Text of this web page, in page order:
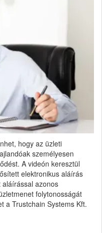
hogy az üzleti
személyesen
A videón keresztül
elektronikus aláírás
aláírással azonos
folytonosságát
a Trustchain Systems Kft.